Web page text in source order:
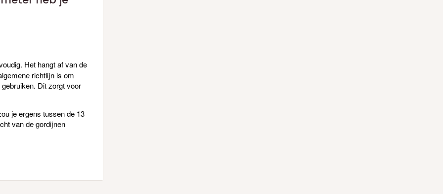
Het hangt af van de
richtlijn is om
Dit zorgt voor
je ergens tussen de 13
van de gordijnen
ongeveer 8 haakjes per